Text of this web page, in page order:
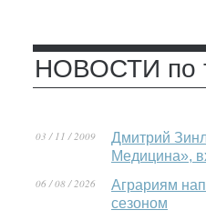
НОВОСТИ по
03 / 11 / 2009
Дмитрий
Медицина»,
06 / 08 / 2026
Аграриям
сезоном